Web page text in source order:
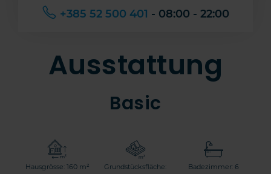
+385 52 500 401 - 08:00 - 22:00
Ausstattung
Basic
Hausgrösse: 160 m² Grundstücksfläche: Badezimmer: 6